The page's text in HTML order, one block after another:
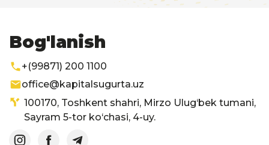
Bog'lanish
+(99871) 200 1100
office@kapitalsugurta.uz
100170, Toshkent shahri, Mirzo Ulug‘bek tumani,
Sayram 5-tor ko‘chasi, 4-uy.